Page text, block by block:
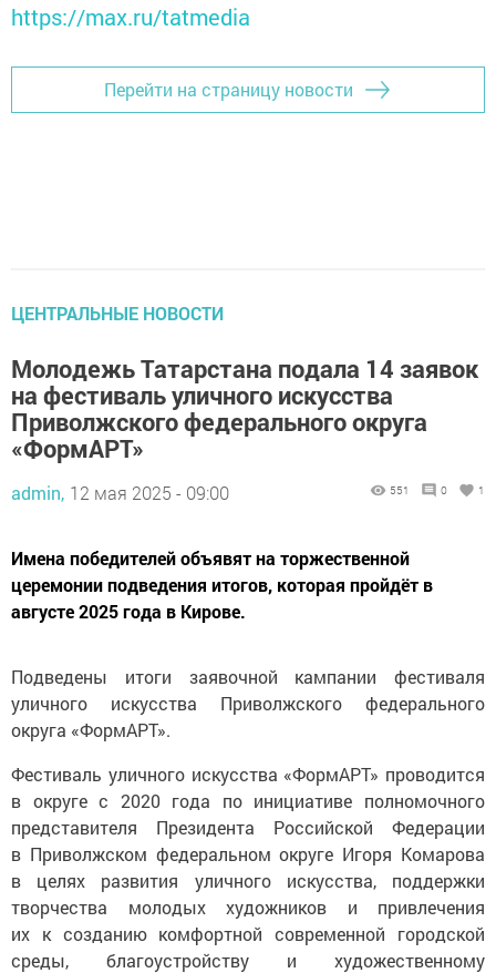
https://max.ru/tatmedia
Перейти на страницу новости
ЦЕНТРАЛЬНЫЕ НОВОСТИ
Молодежь Татарстана подала 14 заявок
на фестиваль уличного искусства
Приволжского федерального округа
«ФормАРТ»
admin, 12 мая 2025 - 09:00 551 0 1
Имена победителей объявят на торжественной
церемонии подведения итогов, которая пройдёт в
августе 2025 года в Кирове.
Подведены итоги заявочной кампании фестиваля
уличного искусства Приволжского федерального
округа «ФормАРТ».
Фестиваль уличного искусства «ФормАРТ» проводится
в округе с 2020 года по инициативе полномочного
представителя Президента Российской Федерации
в Приволжском федеральном округе Игоря Комарова
в целях развития уличного искусства, поддержки
творчества молодых художников и привлечения
их к созданию комфортной современной городской
среды, благоустройству и художественному